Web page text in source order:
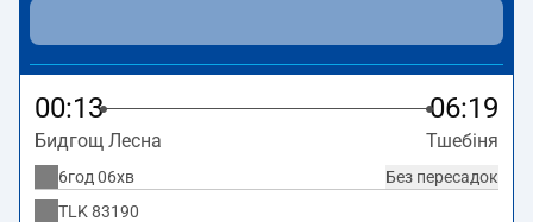
IC Intercity
— пропонують нижчу ціну квитка і зазвичай
довший час подорожі. Потяг завершує маршрут на
станції Trzebinia за адресоюDworcowa, 32-540
Trzebinia
00:13 06:19
Бидгощ Лесна Тшебіня
Без пересадок
6год 06хв
TLK 83190